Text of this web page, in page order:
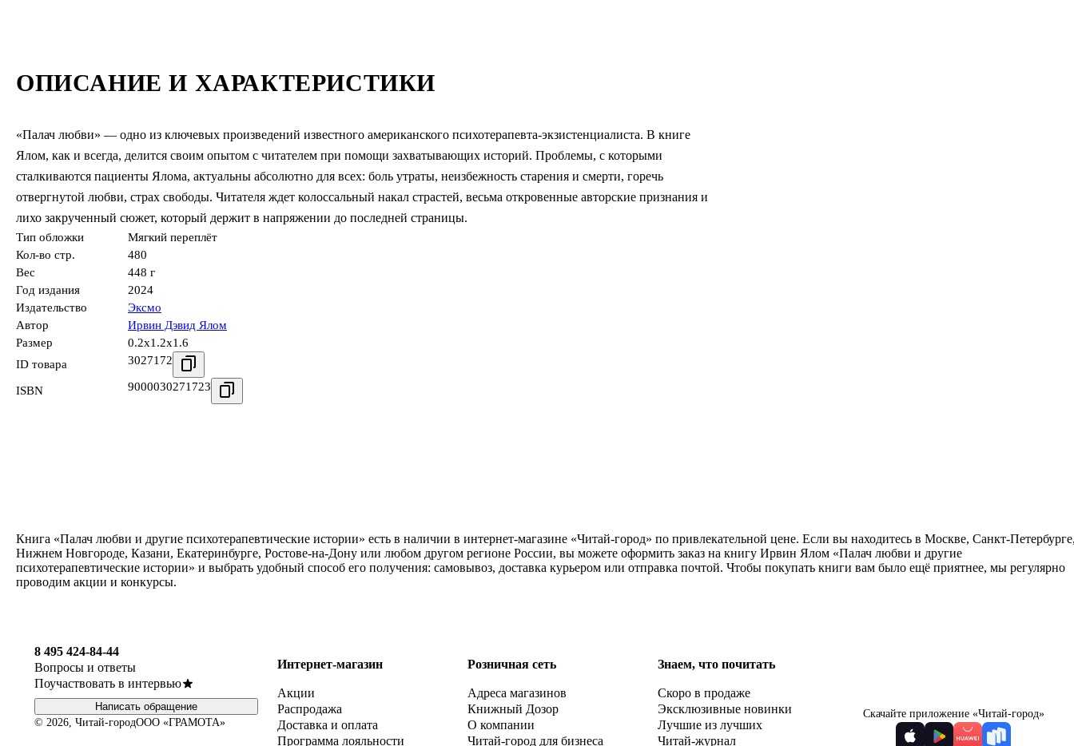
ОПИСАНИЕ И ХАРАКТЕРИСТИКИ
«Палач любви» — одно из ключевых произведений известного американского психотерапевта-экзистенциалиста. В книге
Ялом, как и всегда, делится своим опытом с читателем при помощи захватывающих историй. Проблемы, с которыми
сталкиваются пациенты Ялома, актуальны абсолютно для всех: боль утраты, неизбежность старения и смерти, горечь
отвергнутой любви, страх свободы. Читателя ждет колоссальный накал страстей, весьма откровенные авторские признания и
лихо закрученный сюжет, который держит в напряжении до последней страницы.
Тип обложки
Мягкий переплёт
Кол-во стр.
480
Вес
448 г
Год издания
2024
Издательство
Эксмо
Автор
Ирвин Дэвид Ялом
Размер
0.2x1.2x1.6
ID товара
3027172
ISBN 9000030271723
Книга «Палач любви и другие психотерапевтические истории» есть в наличии в интернет-магазине «Читай-город» по привлекательной цене. Если вы находитесь в Москве, Санкт-
Нижнем Новгороде, Казани, Екатеринбурге, Ростове-на-Дону или любом другом регионе России, вы можете оформить заказ на книгу Ирвин Ялом «Палач любви и другие
психотерапевтические истории» и выбрать удобный способ его получения: самовывоз, доставка курьером или отправка почтой. Чтобы покупать книги вам было ещё приятнее, мы регулярно
проводим акции и конкурсы.
8 495 424-84-44
Вопросы и ответы
Поучаствовать в интервью
Написать обращение
© 2026, Читай-городООО «ГРАМОТА»
Интернет-магазин
Акции
Распродажа
Доставка и оплата
Программа лояльности
Розничная сеть
Адреса магазинов
Книжный Дозор
О компании
Читай-город для бизнеса
Знаем, что почитать
Скоро в продаже
Эксклюзивные новинки
Лучшие из лучших
Читай-журнал
Скачайте приложение «Читай-город»